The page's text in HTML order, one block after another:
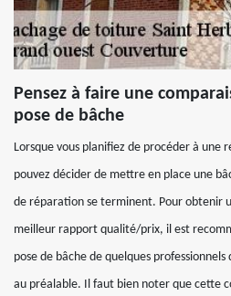
Pensez à faire une
pose de bâche
Lorsque vous planifiez de procéder à
pouvez décider de mettre en place une
de réparation se terminent. Pour obtenir
meilleur rapport qualité/prix, il est
pose de bâche de quelques
au préalable. Il faut bien noter que cette